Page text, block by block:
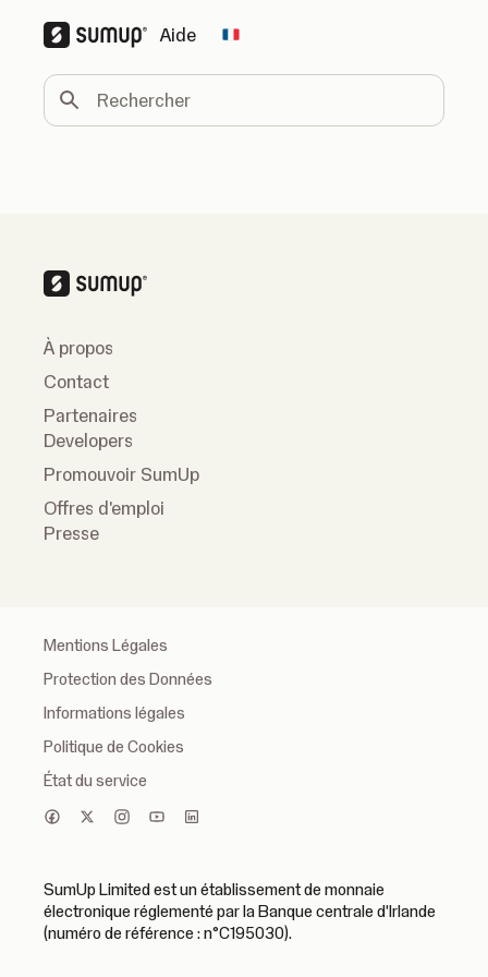
Aide Change country
Rechercher
À propos
Contact
Partenaires
Developers
Promouvoir SumUp
Offres d'emploi
Presse
Mentions Légales
Protection des Données
Informations légales
Politique de Cookies
État du service
SumUp Limited est un établissement de monnaie
électronique réglementé par la Banque centrale d'Irlande
(numéro de référence : n°C195030).